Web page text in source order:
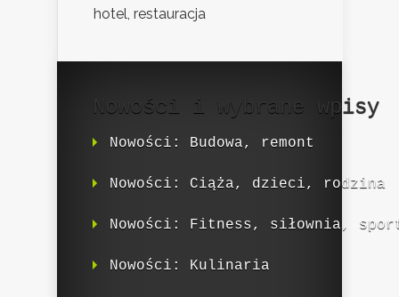
hotel, restauracja
Nowości i wybrane wpisy
Nowości: Budowa, remont
Nowości: Ciąża, dzieci, rodzina
Nowości: Fitness, siłownia,
Nowości: Kulinaria